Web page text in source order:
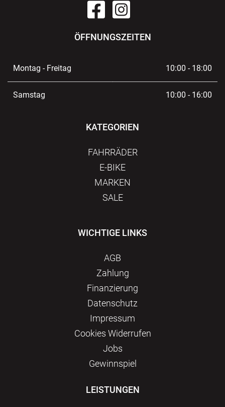
ÖFFNUNGSZEITEN
Montag - Freitag 10:00 - 18:00
Samstag 10:00 - 16:00
KATEGORIEN
FAHRRÄDER
E-BIKE
MARKEN
SALE
WICHTIGE LINKS
AGB
Zahlung
Finanzierung
Datenschutz
Impressum
Сookies Widerrufen
Jobs
Gewinnspiel
LEISTUNGEN